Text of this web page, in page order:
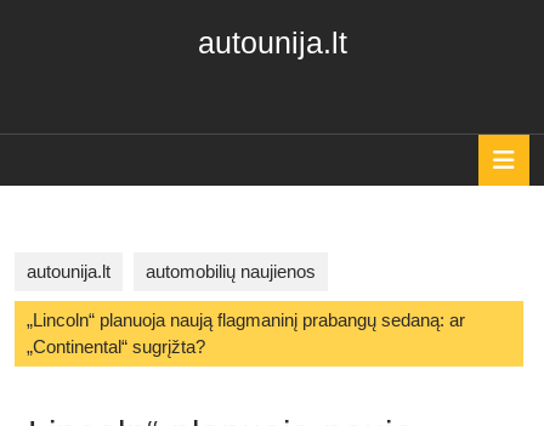
autounija.lt
autounija.lt automobilių naujienos
„Lincoln“ planuoja naują flagmaninį prabangų sedaną: ar
„Continental“ sugrįžta?